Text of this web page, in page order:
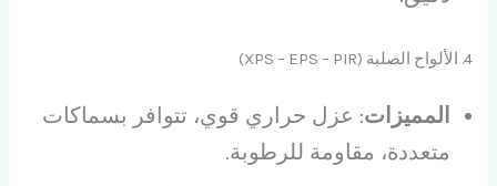
4. الألواح الصلبة (XPS – EPS – PIR)
المميزات: عزل حراري قوي، تتوافر بسماكات
متعددة، مقاومة للرطوبة.